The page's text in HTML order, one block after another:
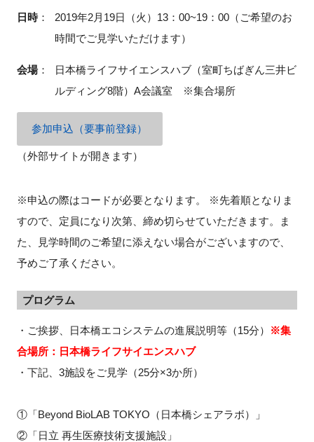
日時：
2019年2月19日（火）13：00~19：00（ご希望のお
時間でご見学いただけます）
会場：
日本橋ライフサイエンスハブ（室町ちばぎん三井ビ
ルディング8階）A会議室 ※集合場所
参加申込（要事前登録）
（外部サイトが開きます）
※申込の際はコードが必要となります。 ※先着順となりま
すので、定員になり次第、締め切らせていただきます。ま
た、見学時間のご希望に添えない場合がございますので、
予めご了承ください。
プログラム
・ご挨拶、日本橋エコシステムの進展説明等（15分） ※集
合場所：日本橋ライフサイエンスハブ
・下記、3施設をご見学（25分×3か所）
①「Beyond BioLAB TOKYO（日本橋シェアラボ）」
②「日立 再生医療技術支援施設」